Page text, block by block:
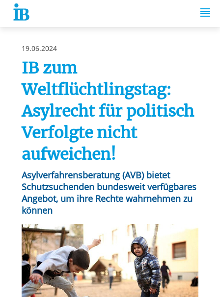
Springe zum Inhalt
19.06.2024
IB zum
Weltflüchtlingstag:
Asylrecht für politisch
Verfolgte nicht
aufweichen!
Asylverfahrensberatung (AVB) bietet
Schutzsuchenden bundesweit verfügbares
Angebot, um ihre Rechte wahrnehmen zu
können